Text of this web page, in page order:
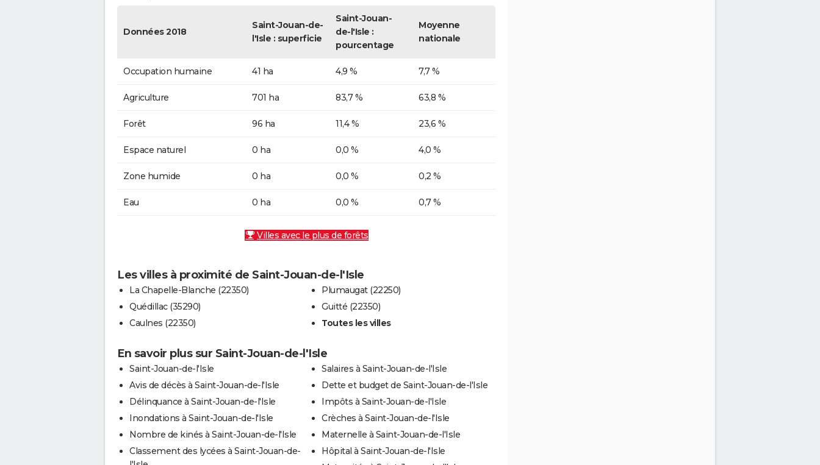
Données 2018
Saint-Jouan-de-
l'Isle : superficie
Saint-Jouan-
de-l'Isle :
pourcentage
Moyenne
nationale
Occupation humaine 41 ha 4,9 % 7,7 %
Agriculture 701 ha 83,7 % 63,8 %
Forêt 96 ha 11,4 % 23,6 %
Espace naturel 0 ha 0,0 % 4,0 %
Zone humide 0 ha 0,0 % 0,2 %
Eau 0 ha 0,0 % 0,7 %
Villes avec le plus de forêts
Les villes à proximité de Saint-Jouan-de-l'Isle
La Chapelle-Blanche (22350)
Quédillac (35290)
Caulnes (22350)
Plumaugat (22250)
Guitté (22350)
Toutes les villes
En savoir plus sur Saint-Jouan-de-l'Isle
Saint-Jouan-de-l'Isle
Avis de décès à Saint-Jouan-de-l'Isle
Délinquance à Saint-Jouan-de-l'Isle
Inondations à Saint-Jouan-de-l'Isle
Nombre de kinés à Saint-Jouan-de-l'Isle
Classement des lycées à Saint-Jouan-de-
Salaires à Saint-Jouan-de-l'Isle
Dette et budget de Saint-Jouan-de-l'Isle
Impôts à Saint-Jouan-de-l'Isle
Crèches à Saint-Jouan-de-l'Isle
Maternelle à Saint-Jouan-de-l'Isle
Hôpital à Saint-Jouan-de-l'Isle